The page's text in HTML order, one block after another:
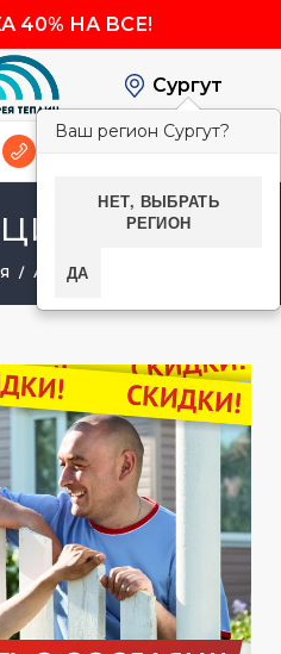
40% НА ВСЕ!
Сургут
Ваш регион Сургут?
НЕТ, ВЫБРАТЬ
РЕГИОН
ДА
АКЦИИ